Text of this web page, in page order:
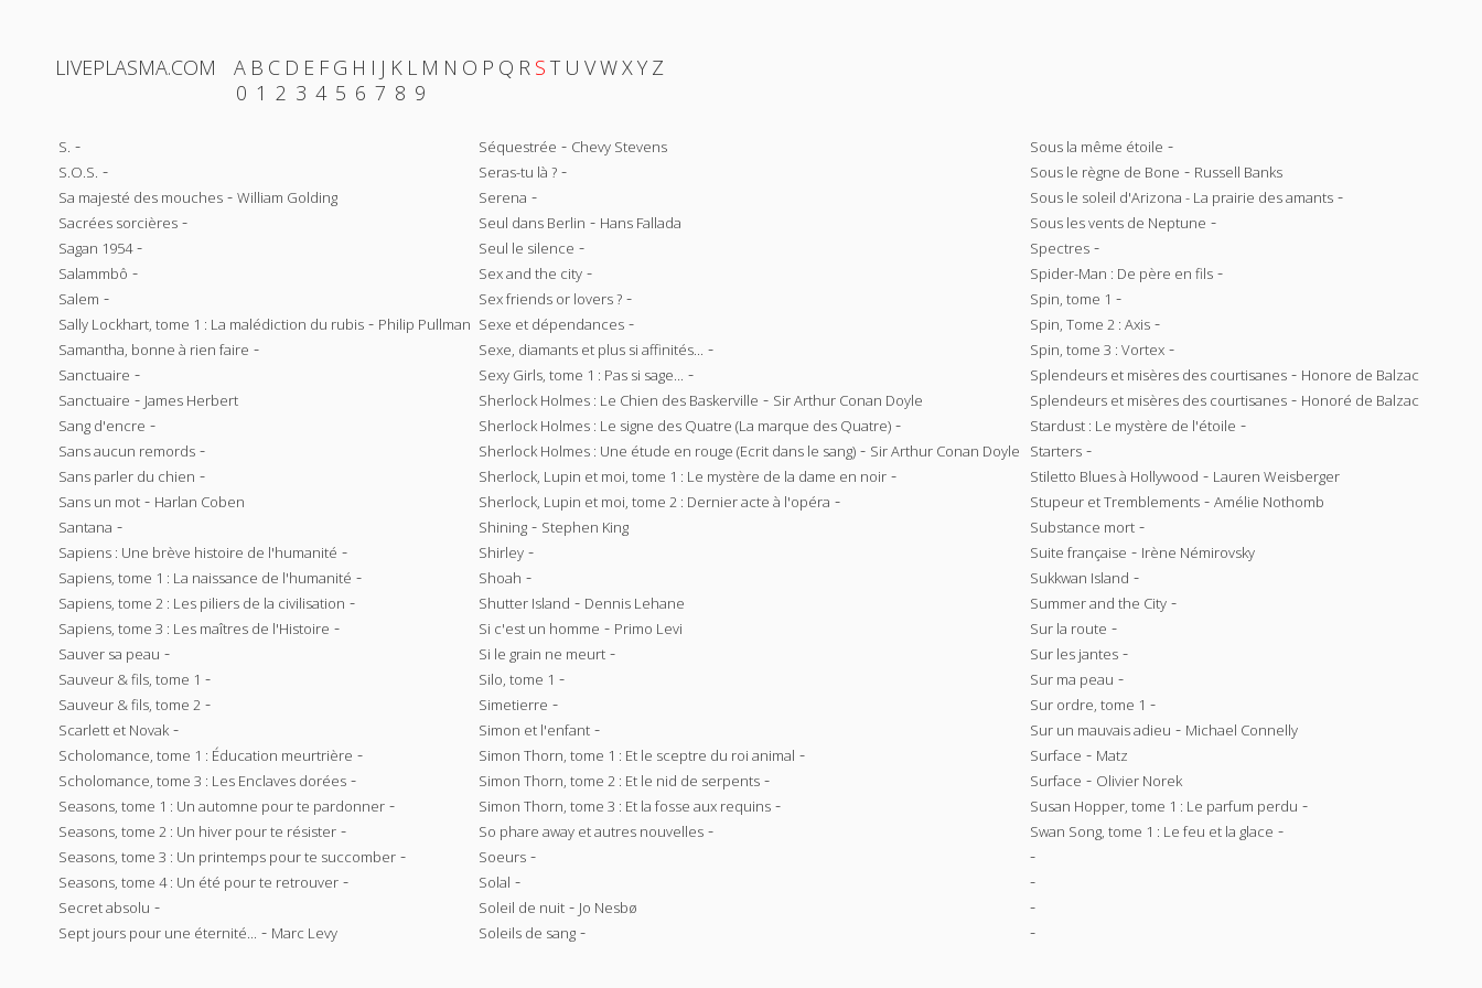
LIVEPLASMA.COM A B C D E F G H I J K L M N O P Q R S T U VWXY Z
0 1 2 3 4 5 6 7 8 9
S. -
S.O.S. -
Sa majesté des mouches - William Golding
Sacrées sorcières -
Sagan 1954-
Salammbô -
Salem -
Sally Lockhart, tome 1 : La malédiction du rubis - Philip Pullman
Samantha, bonne à rien faire -
Sanctuaire -
Sanctuaire - James Herbert
Sang d'encre -
Sans aucun remords -
Sans parler du chien -
Sans un mot - Harlan Coben
Santana -
Sapiens : Une brève histoire de l'humanité -
Sapiens, tome 1 : La naissance de l'humanité -
Sapiens, tome 2 : Les piliers de la civilisation -
Sapiens, tome 3 : Les maîtres de l'Histoire -
Sauver sa peau -
Sauveur & fils, tome 1 -
Sauveur & fils, tome 2 -
Scarlett et Novak -
Scholomance, tome 1 : Éducation meurtrière -
Scholomance, tome 3 : Les Enclaves dorées -
Seasons, tome 1 : Un automne pour te pardonner -
Seasons, tome 2 : Un hiver pour te résister -
Seasons, tome 3 : Un printemps pour te succomber -
Seasons, tome 4 : Un été pour te retrouver -
Secret absolu -
Sept jours pour une éternité... - Marc Levy
Séquestrée - Chevy Stevens
Seras-tu là ? -
Serena -
Seul dans Berlin - Hans Fallada
Seul le silence -
Sex and the city -
Sex friends or lovers ? -
Sexe et dépendances -
Sexe, diamants et plus si affinités... -
Sexy Girls, tome 1 : Pas si sage... -
Sherlock Holmes : Le Chien des Baskerville - Sir Arthur Conan Doyle
Sherlock Holmes : Le signe des Quatre (La marque des Quatre) -
Sherlock Holmes : Une étude en rouge (Ecrit dans le sang) - Sir Arthur Conan Doyle
Sherlock, Lupin et moi, tome 1 : Le mystère de la dame en noir -
Sherlock, Lupin et moi, tome 2 : Dernier acte à l'opéra -
Shining - Stephen King
Shirley -
Shoah -
Shutter Island - Dennis Lehane
Si c'est un homme - Primo Levi
Si le grain ne meurt -
Silo, tome 1 -
Simetierre -
Simon et l'enfant -
Simon Thorn, tome 1 : Et le sceptre du roi animal -
Simon Thorn, tome 2 : Et le nid de serpents -
Simon Thorn, tome 3 : Et la fosse aux requins -
So phare away et autres nouvelles -
Soeurs -
Solal -
Soleil de nuit - Jo Nesbø
Soleils de sang -
Sous la même étoile -
Sous le règne de Bone - Russell Banks
Sous le soleil d'Arizona - La prairie des amants -
Sous les vents de Neptune -
Spectres -
Spider-Man : De père en fils -
Spin, tome 1 -
Spin, Tome 2 : Axis -
Spin, tome 3 : Vortex -
Splendeurs et misères des courtisanes - Honore de Balzac
Splendeurs et misères des courtisanes - Honoré de Balzac
Stardust : Le mystère de l'étoile -
Starters -
Stiletto Blues à Hollywood - Lauren Weisberger
Stupeur et Tremblements - Amélie Nothomb
Substance mort -
Suite française - Irène Némirovsky
Sukkwan Island -
Summer and the City -
Sur la route -
Sur les jantes -
Sur ma peau -
Sur ordre, tome 1 -
Sur un mauvais adieu - Michael Connelly
Surface - Matz
Surface - Olivier Norek
Susan Hopper, tome 1 : Le parfum perdu -
Swan Song, tome 1 : Le feu et la glace -
-
-
-
-